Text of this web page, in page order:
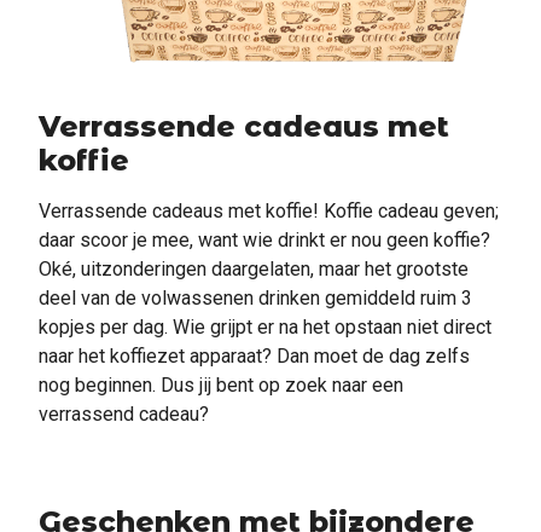
Verrassende cadeaus met
koffie
Verrassende cadeaus met koffie! Koffie cadeau geven;
daar scoor je mee, want wie drinkt er nou geen koffie?
Oké, uitzonderingen daargelaten, maar het grootste
deel van de volwassenen drinken gemiddeld ruim 3
kopjes per dag. Wie grijpt er na het opstaan niet direct
naar het koffiezet apparaat? Dan moet de dag zelfs
nog beginnen. Dus jij bent op zoek naar een
verrassend cadeau?
Geschenken met bijzondere